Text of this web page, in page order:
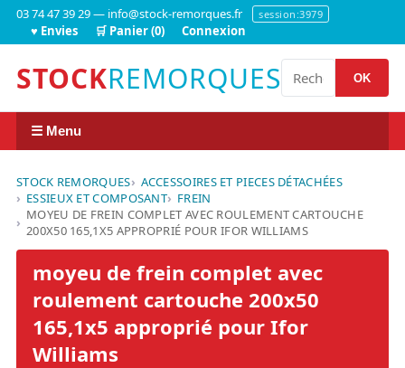
03 74 47 39 29 — info@stock-remorques.fr session:3979
♥ Envies 🛒 Panier (0) Connexion
STOCKREMORQUES OK
☰ Menu
STOCK REMORQUES
ACCESSOIRES ET PIECES DÉTACHÉES
ESSIEUX ET COMPOSANT
FREIN
MOYEU DE FREIN COMPLET AVEC ROULEMENT CARTOUCHE
200X50 165,1X5 APPROPRIÉ POUR IFOR WILLIAMS
moyeu de frein complet avec
roulement cartouche 200x50
165,1x5 approprié pour Ifor
Williams